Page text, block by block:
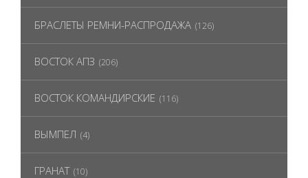
БРАСЛЕТЫ РЕМНИ-РАСПРОДАЖА (126)
ВОСТОК АПЗ (206)
ВОСТОК КОМАНДИРСКИЕ (116)
ВЫМПЕЛ (4)
ГРАНАТ (10)